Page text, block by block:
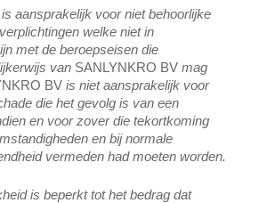
aansprakelijk voor niet behoorlijke
welke niet in
met de beroepseisen die
van SANLYNKRO BVmag
BVis niet aansprakelijk voor
die het gevolg is van een
en voor zover die tekortkoming
en bij normale
vermeden had moeten worden.
is beperkt tot het bedrag dat